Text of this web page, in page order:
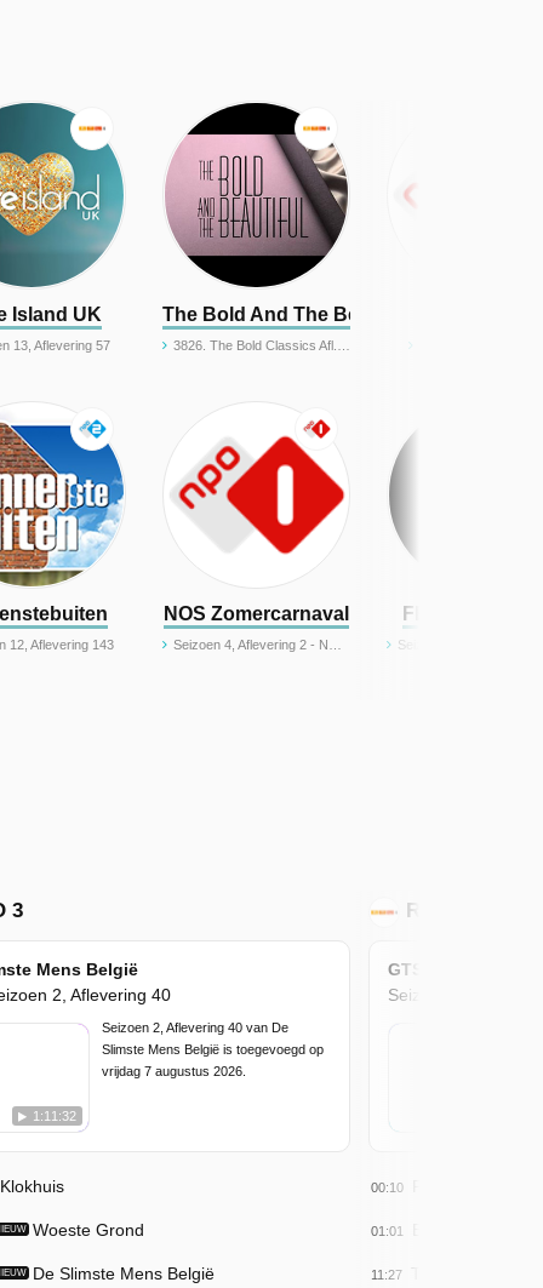
Island UK
13, Aflevering 57
The Bold And The Beautiful (Classics)
3826. The Bold Classics Afl. 3826
12, Aflevering 143
NOS Zomercarnaval
Seizoen 4, Aflevering 2 - NOS Zomercarnaval Rotterdam 2026
FBI:
Seizoen 4, Aflevering 18 - Lone
3
Mens België
2, Aflevering 40
1:11:32
Seizoen 2, Aflevering 40 van De
Slimste Mens België is toegevoegd op
vrijdag 7 augustus 2026.
Woeste Grond
De Slimste Mens België
RTL 4
GTST Classics
Seizoen 17,
00:10
01:01
11:27 The Beauty